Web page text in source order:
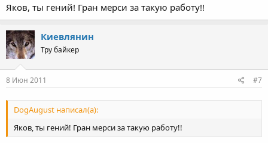
Яков, ты гений! Гран мерси за такую работу!!
Киевлянин
Тру байкер
8 Июн 2011 #7
DogAugust написал(а):
Яков, ты гений! Гран мерси за такую работу!!